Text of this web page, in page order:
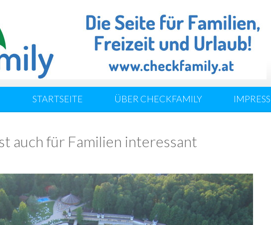
STARTSEITE ÜBER CHECKFAMILY
auch für Familien interessant